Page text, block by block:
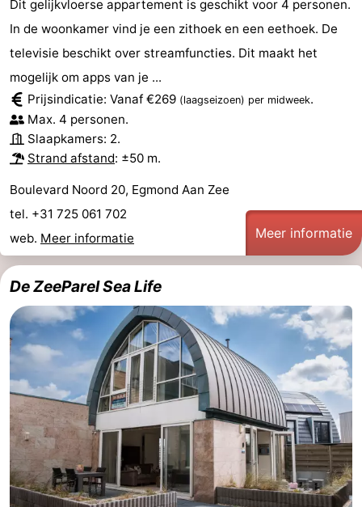
Dit gelijkvloerse appartement is geschikt voor 4 personen.
In de woonkamer vind je een zithoek en een eethoek. De
televisie beschikt over streamfuncties. Dit maakt het
mogelijk om apps van je ...
Prijsindicatie: Vanaf €269 (laagseizoen) per midweek.
Max. 4 personen.
Slaapkamers: 2.
Strand afstand: ±50 m.
Boulevard Noord 20, Egmond Aan Zee
tel. +31 725 061 702
web. Meer informatie Meer informatie
De ZeeParel Sea Life